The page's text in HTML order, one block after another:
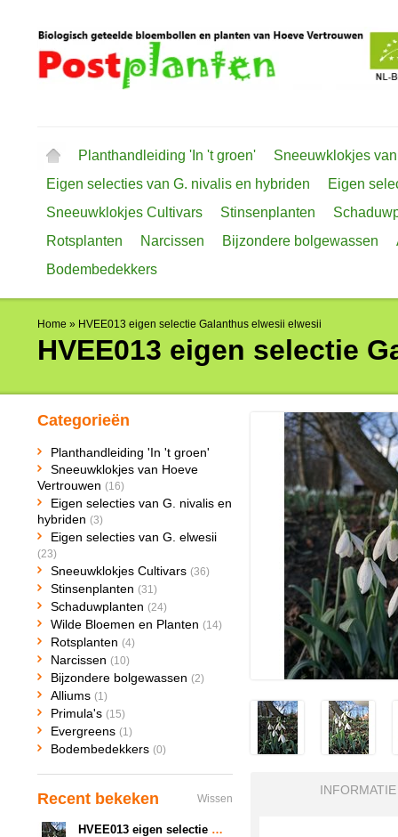
Planthandleiding 'In 't groen'
Sneeuwklokjes
Eigen selecties van G. nivalis en hybriden
Eigen
Sneeuwklokjes Cultivars
Stinsenplanten
Rotsplanten
Narcissen Bijzondere bolgewassen
Bodembedekkers
Home » HVEE013 eigen selectie Galanthus elwesii elwesii
HVEE013 eigen selectie
INFORMATIE
Categorieën
Planthandleiding 'In 't groen'
Sneeuwklokjes van Hoeve
Vertrouwen (16)
Eigen selecties van G. nivalis en
hybriden (3)
Eigen selecties van G. elwesii
(23)
Sneeuwklokjes Cultivars (36)
Stinsenplanten (31)
Schaduwplanten (24)
Wilde Bloemen en Planten (14)
Rotsplanten (4)
Narcissen (10)
Bijzondere bolgewassen (2)
Alliums (1)
Primula's (15)
Evergreens (1)
Bodembedekkers (0)
Recent bekeken Wissen
HVEE013 eigen selectie elwesii elwesii